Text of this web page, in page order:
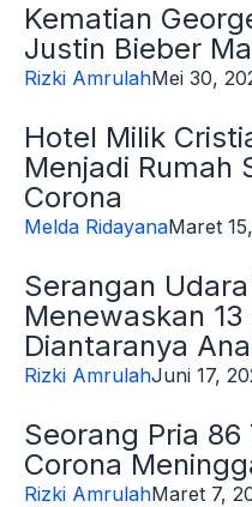
Kematian
Justin Bieber
Rizki AmrulahMei 30,
Hotel Milik
Menjadi Rumah
Corona
Melda RidayanaMaret
Serangan
Menewaskan
Diantaranya
Rizki AmrulahJuni 17,
Seorang Pria 86
Corona
Rizki AmrulahMaret 7,